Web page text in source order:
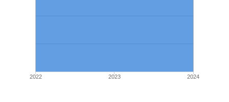
2022 2023 2024